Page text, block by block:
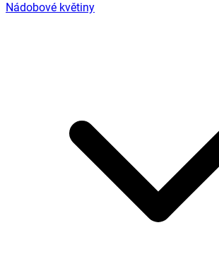
Nádobové květiny